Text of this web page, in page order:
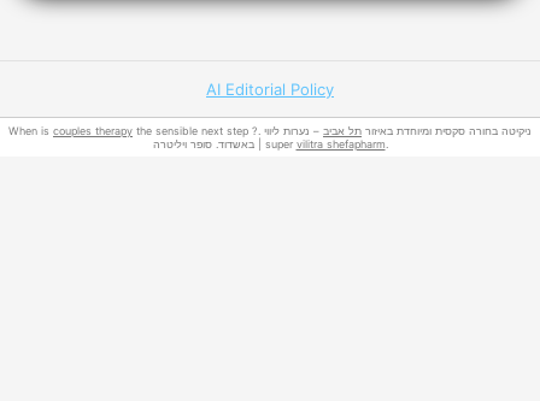
AI Editorial Policy
When is couples therapy the sensible next step ?. ניקיטה בחורה סקסית ומיוחדת באיזור תל אביב – נערות ליווי
באשדוד. סופר ויליטרה | super vilitra shefapharm.